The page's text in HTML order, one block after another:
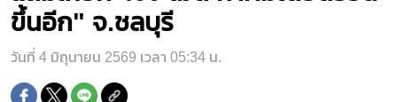
ขึ้นอีก" จ.ชลบุรี
วันที่ 4 มิถุนายน 2569 เวลา 05:34 น.